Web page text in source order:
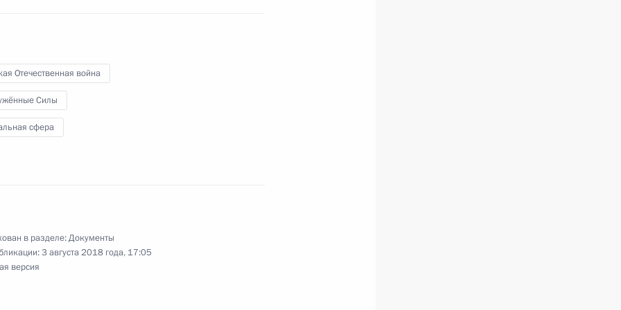
«Вахты памяти –
Отечественная война
Силы
сфера
в разделе:Документы
3 августа 2018 года, 17:05
версия